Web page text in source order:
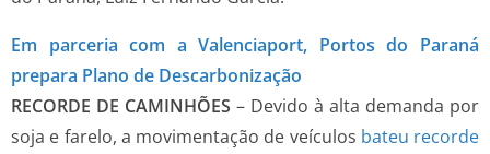
Em parceria com a Valenciaport, Portos do Paraná
prepara Plano de Descarbonização
RECORDE DE CAMINHÕES – Devido à alta demanda por
soja e farelo, a movimentação de veículos bateu recorde